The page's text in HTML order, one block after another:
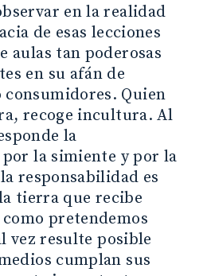
en la realidad
de esas lecciones
aulas tan poderosas
en su afán de
consumidores. Quien
recoge incultura. Al
la
la simiente y por la
responsabilidad es
tierra que recibe
pretendemos
vez resulte posible
cumplan sus